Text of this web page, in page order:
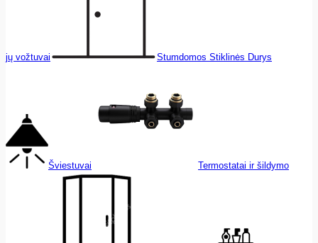
jų vožtuvai Stumdomos Stiklinės Durys
Šviestuvai Termostatai ir šildymo